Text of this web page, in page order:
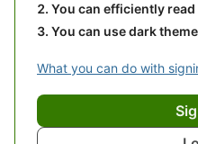
You can efficiently
You can use dark theme
What you can do with